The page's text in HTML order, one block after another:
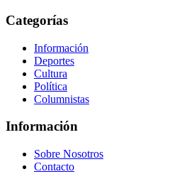
Categorías
Información
Deportes
Cultura
Política
Columnistas
Información
Sobre Nosotros
Contacto